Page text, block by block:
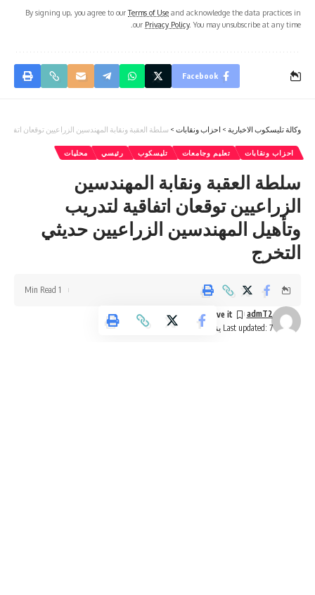
By signing up, you agree to ourTerms of Use and acknowledge the data practices in
our Privacy Policy. You may unsubscribe at any time.
Facebook
وكالة تليسكوب الاخبارية > احزاب ونقابات > سلطة العقبة ونقابة المهندسين الزراعيين توقعان
احزاب ونقابات تعليم وجامعات تليسكوب رئيسي محليات
سلطة العقبة ونقابة المهندسين
الزراعيين توقعان اتفاقية لتدريب
وتأهيل المهندسين الزراعيين حديثي
التخرج
Last updated: 7 يناير، 2025 5:22 ص
admT2
1 Min Read